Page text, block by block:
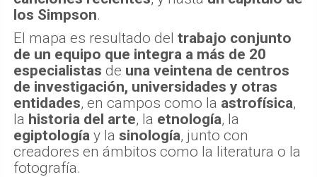
los Simpson.
El mapa es resultado del trabajo conjunto
de un equipo que integra a más de 20
especialistas de una veintena de centros
de investigación, universidades y otras
entidades, en campos como la astrofísica,
la historia del arte, la etnología, la
egiptología y la sinología, junto con
creadores en ámbitos como la literatura o la
fotografía.